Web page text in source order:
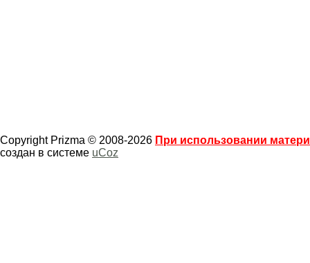
Copyright Prizma © 2008-2026 При использовании
создан в системе uCoz